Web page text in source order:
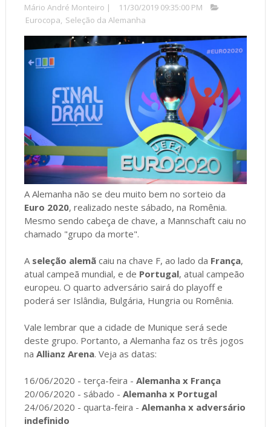
Mário André Monteiro |
11/30/2019 09:35:00 PM
Eurocopa, Seleção da Alemanha
A Alemanha não se deu muito bem no sorteio da
Euro 2020, realizado neste sábado, na Romênia.
Mesmo sendo cabeça de chave, a Mannschaft caiu no
chamado "grupo da morte".
A seleção alemãcaiu na chave F, ao lado da França,
atual campeã mundial, e de Portugal, atual campeão
europeu. O quarto adversário sairá do playoff e
poderá ser Islândia, Bulgária, Hungria ou Romênia.
Vale lembrar que a cidade de Munique será sede
deste grupo. Portanto, a Alemanha faz os três jogos
na Allianz Arena. Veja as datas:
16/06/2020 - terça-feira - Alemanha x França
20/06/2020 - sábado - Alemanha x Portugal
24/06/2020 - quarta-feira - Alemanha x adversário
indefinido